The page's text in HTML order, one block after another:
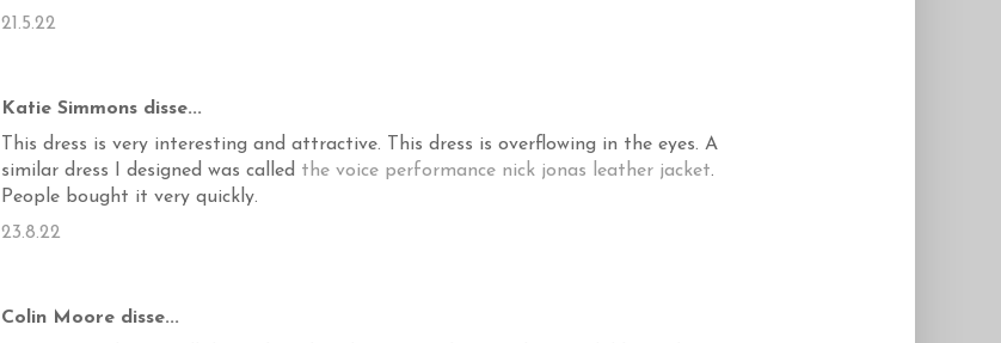
21.5.22
Katie Simmons disse...
This dress is very interesting and attractive. This dress is overflowing in the eyes. A
similar dress I designed was called the voice performance nick jonas leather jacket.
People bought it very quickly.
23.8.22
Colin Moore disse...